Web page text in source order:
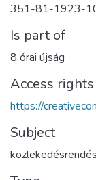
351-81-1923-
Is part of
8 órai újság
Access rights
https://
Subject